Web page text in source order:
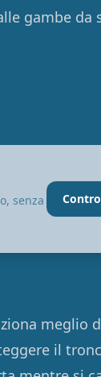
gambe da
senza
meglio
il